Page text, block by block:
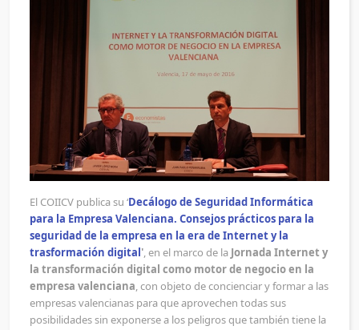
El COIICV publica su ‘Decálogo de Seguridad Informática
para la Empresa Valenciana. Consejos prácticos para la
seguridad de la empresa en la era de Internet y la
trasformación digital', en el marco de la Jornada Internet y
la transformación digital como motor de negocio en la
empresa valenciana, con objeto de concienciar y formar a las
empresas valencianas para que aprovechen todas sus
posibilidades sin exponerse a los peligros que también tiene la